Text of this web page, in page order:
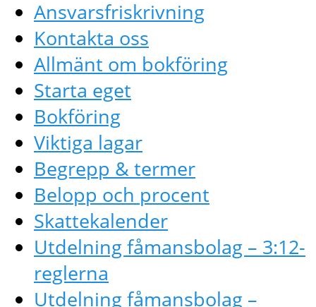
Ansvarsfriskrivning
Kontakta oss
Allmänt om bokföring
Starta eget
Bokföring
Viktiga lagar
Begrepp & termer
Belopp och procent
Skattekalender
Utdelning fåmansbolag – 3:12-
reglerna
Utdelning fåmansbolag –